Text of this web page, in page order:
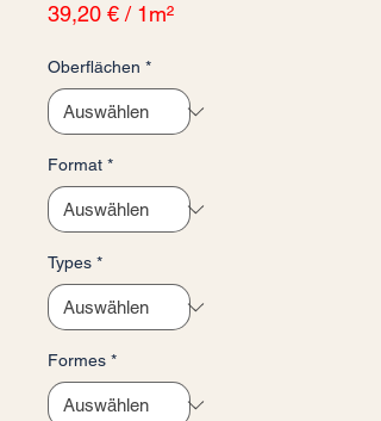
39,20 € / 1m²
pro
1
Quadratmeter
Oberflächen *
Format *
Types *
Formes *